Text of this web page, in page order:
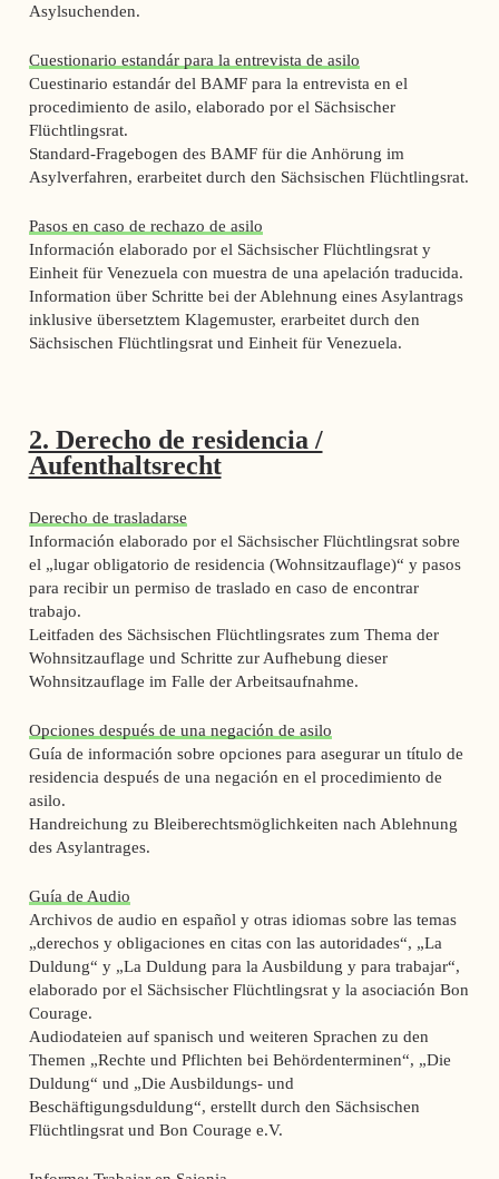
Asylsuchenden.
Cuestionario estandár para la entrevista de asilo
Cuestinario estandár del BAMF para la entrevista en el
procedimiento de asilo, elaborado por el Sächsischer
Flüchtlingsrat.
Standard-Fragebogen des BAMF für die Anhörung im
Asylverfahren, erarbeitet durch den Sächsischen Flüchtlingsrat.
Pasos en caso de rechazo de asilo
Información elaborado por el Sächsischer Flüchtlingsrat y
Einheit für Venezuela con muestra de una apelación traducida.
Information über Schritte bei der Ablehnung eines Asylantrags
inklusive übersetztem Klagemuster, erarbeitet durch den
Sächsischen Flüchtlingsrat und Einheit für Venezuela.
2. Derecho de residencia /
Aufenthaltsrecht
Derecho de trasladarse
Información elaborado por el Sächsischer Flüchtlingsrat sobre
el „lugar obligatorio de residencia (Wohnsitzauflage)“ y pasos
para recibir un permiso de traslado en caso de encontrar
trabajo.
Leitfaden des Sächsischen Flüchtlingsrates zum Thema der
Wohnsitzauflage und Schritte zur Aufhebung dieser
Wohnsitzauflage im Falle der Arbeitsaufnahme.
Opciones después de una negación de asilo
Guía de información sobre opciones para asegurar un título de
residencia después de una negación en el procedimiento de
asilo.
Handreichung zu Bleiberechtsmöglichkeiten nach Ablehnung
des Asylantrages.
Guía de Audio
Archivos de audio en español y otras idiomas sobre las temas
„derechos y obligaciones en citas con las autoridades“, „La
Duldung“ y „La Duldung para la Ausbildung y para trabajar“,
elaborado por el Sächsischer Flüchtlingsrat y la asociación Bon
Courage.
Audiodateien auf spanisch und weiteren Sprachen zu den
Themen „Rechte und Pflichten bei Behördenterminen“, „Die
Duldung“ und „Die Ausbildungs- und
Beschäftigungsduldung“, erstellt durch den Sächsischen
Flüchtlingsrat und Bon Courage e.V.